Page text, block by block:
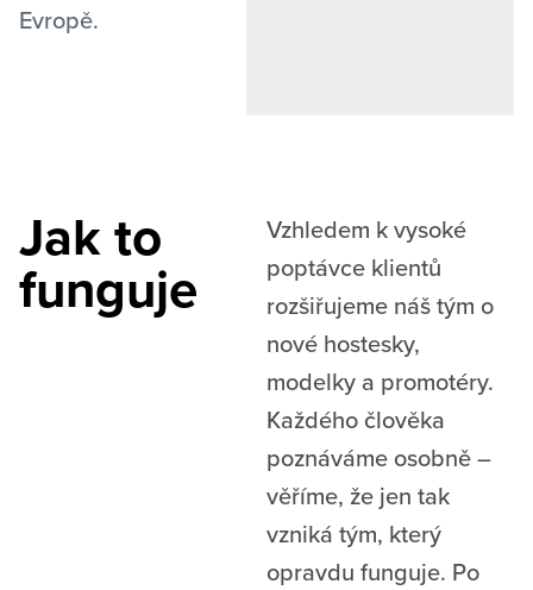
Evropě.
Jak to
funguje
Vzhledem k vysoké
poptávce klientů
rozšiřujeme náš tým o
nové hostesky,
modelky a promotéry.
Každého člověka
poznáváme osobně –
věříme, že jen tak
vzniká tým, který
opravdu funguje. Po